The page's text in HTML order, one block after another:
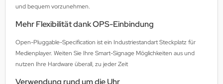
und bequem vorzunehmen.
Mehr Flexibilität dank OPS-Einbindung
Open-Pluggable-Specification ist ein Industriestandart Steckplatz für
Medienplayer. Weiten Sie Ihre Smart-Signage Möglichkeiten aus und
nutzen Ihre Hardware überall, zu jeder Zeit
Verwendung rund um die Uhr